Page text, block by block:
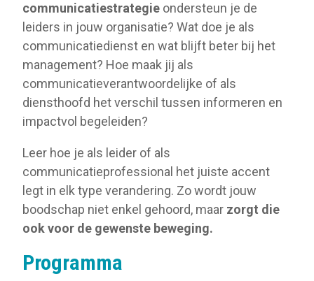
communicatiestrategie ondersteun je de
leiders in jouw organisatie? Wat doe je als
communicatiedienst en wat blijft beter bij het
management? Hoe maak jij als
communicatieverantwoordelijke of als
diensthoofd het verschil tussen informeren en
impactvol begeleiden?
Leer hoe je als leider of als
communicatieprofessional het juiste accent
legt in elk type verandering. Zo wordt jouw
boodschap niet enkel gehoord, maar zorgt die
ook voor de gewenste beweging.
Programma